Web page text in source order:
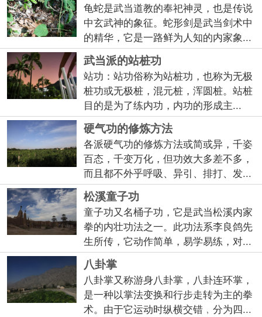
龟蛇是武当道教的奉祀神灵，也是传说
中玄武神的象征。蛇形剑是武当剑术中
的精华，它是一路鲜为人知的内家象...
武当派的站桩功
站功：站功俗称为站桩功，也称为无极
桩功或无极桩，混元桩，浑圆桩。站桩
目的是为了练内功，内功的形成主...
硬气功的修炼方法
各派硬气功的修炼方法或简或异，千姿
百态，千变万化，但功效大多差不多，
而且都不外乎呼吸、异引、排打、发...
松溪童子功
童子功又名桶子功，它是武当松溪内家
拳的内壮功法之一。此功法系李良鸽先
生所传，它动作简单，易学易练，对...
八卦掌
八卦掌又称游身八卦掌，八卦连环掌，
是一种以掌法变换和行步走转为主的拳
术。由于它运动时纵横交错﹐分为四...